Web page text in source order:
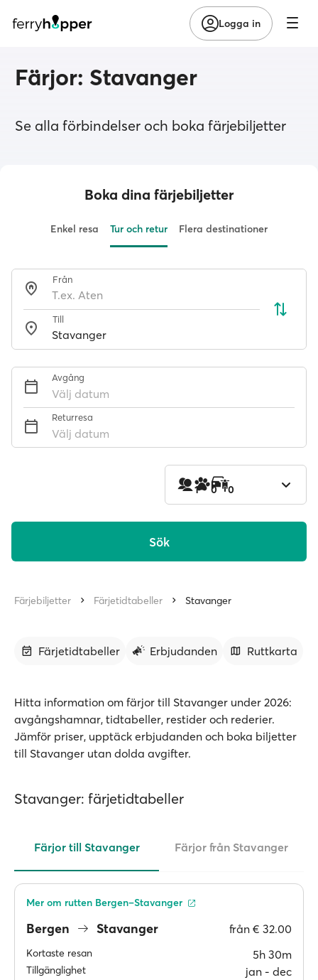
Logga in
Färjor: Stavanger
Se alla förbindelser och boka färjebiljetter
Boka dina färjebiljetter
Enkel resa Tur och retur Flera destinationer
Från
Till
Avgång
Välj datum
Returresa
Välj datum
1 0 0
Sök
Färjebiljetter Färjetidtabeller Stavanger
Färjetidtabeller Erbjudanden Ruttkarta
Hitta information om färjor till Stavanger under 2026:
avgångshamnar, tidtabeller, restider och rederier.
Jämför priser, upptäck erbjudanden och boka biljetter
till Stavanger utan dolda avgifter.
Stavanger: färjetidtabeller
Färjor till Stavanger Färjor från Stavanger
Bergen Stavanger från € 32.00
Kortaste resan 5h 30m
Tillgänglighet jan ‐ dec
Mer om rutten Bergen–Stavanger